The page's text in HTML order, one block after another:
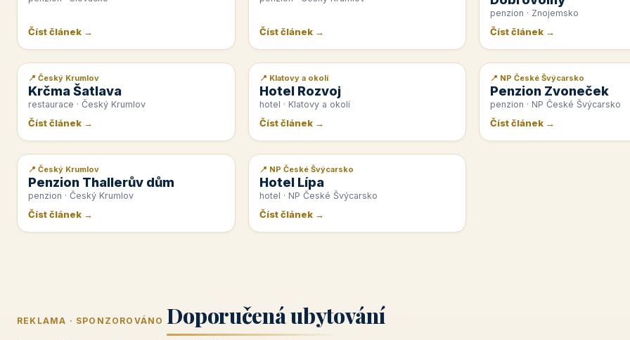
Číst článek → Číst článek →
penzion · Znojemsko
Číst článek →
📰 PR článek
📍 Český Krumlov
Krčma Šatlava
restaurace · Český Krumlov
Číst článek →
📰 PR článek
📍 Klatovy a okolí
Hotel Rozvoj
hotel · Klatovy a okolí
Číst článek →
📰 PR článek
📍 NP České Švýcarsko
Penzion Zvoneček
penzion · NP České Švýcarsko
Číst článek →
📰 PR článek
📍 Český Krumlov
Penzion Thallerův dům
penzion · Český Krumlov
Číst článek →
📰 PR článek
📍 NP České Švýcarsko
Hotel Lípa
hotel · NP České Švýcarsko
Číst článek →
REKLAMA · SPONZOROVÁNO Doporučená ubytování